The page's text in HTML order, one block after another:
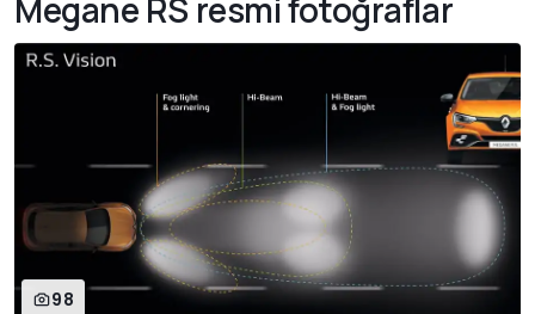
Megane RS resmi fotoğraflar
98